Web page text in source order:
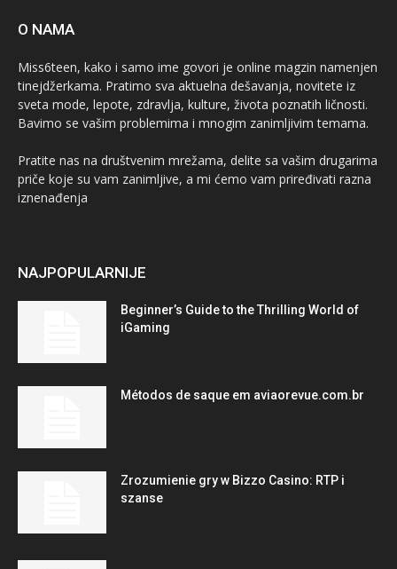
O NAMA
Miss6teen, kako i samo ime govori je online magzin namenjen
tinejdžerkama. Pratimo sva aktuelna dešavanja, novitete iz
sveta mode, lepote, zdravlja, kulture, života poznatih ličnosti.
Bavimo se vašim problemima i mnogim zanimljivim temama.
Pratite nas na društvenim mrežama, delite sa vašim drugarima
priče koje su vam zanimljive, a mi ćemo vam priređivati razna
iznenađenja
NAJPOPULARNIJE
Beginner’s Guide to the Thrilling World of
iGaming
Métodos de saque em aviaorevue.com.br
Zrozumienie gry w Bizzo Casino: RTP i
szanse